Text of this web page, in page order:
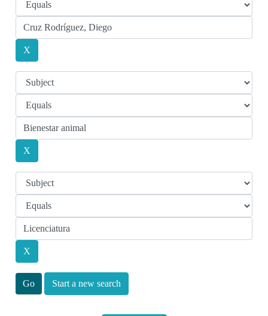
Start a new search